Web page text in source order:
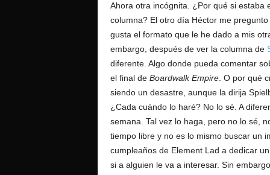
Ahora otra incógnita. ¿Por qué si estaba
columna? El otro día Héctor me
gusta el formato que le he dado a mis
embargo, después de ver la columna de
diferente. Algo donde pueda comentar
el final de Boardwalk Empire. O por qué
siendo un desastre, aunque la dirija
¿Cada cuándo lo haré? No lo sé. A
semana. Tal vez lo haga, pero no lo sé,
tiempo libre y no es lo mismo buscar un
cumpleaños de Element Lad a dedicar
si a alguien le va a interesar. Sin